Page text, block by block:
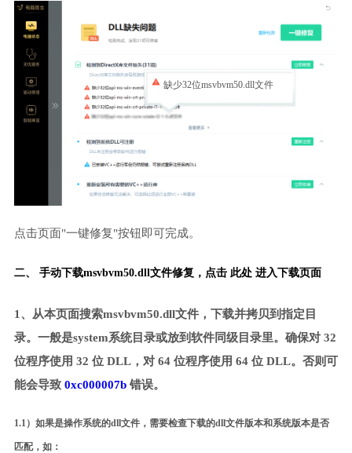
缺少32位msvbvm50.dll文件
点击页面"一键修复"按钮即可完成。
二、 手动下载msvbvm50.dll文件修复， 点击 此处 进入下载页面
1、从本页面搜索msvbvm50.dll文件，下载并拷贝到指定目
录。一般是system系统目录或放到软件同级目录里。确保对 32
位程序使用 32 位 DLL，对 64 位程序使用 64 位 DLL。否则可
能会导致 0xc000007b错误。
1.1）如果是操作系统的dll文件，需要检查下载的dll文件版本和系统版本是否
匹配，如：